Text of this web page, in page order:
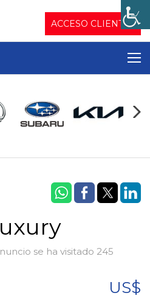
ACCESO CLIENTES
se ha visitado 245
US$